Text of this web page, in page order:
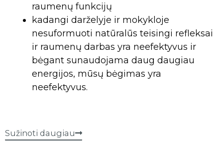
raumenų funkcijų
kadangi darželyje ir mokykloje
nesuformuoti natūralūs teisingi refleksai
ir raumenų darbas yra neefektyvus ir
bėgant sunaudojama daug daugiau
energijos, mūsų bėgimas yra
neefektyvus.
Sužinoti daugiau